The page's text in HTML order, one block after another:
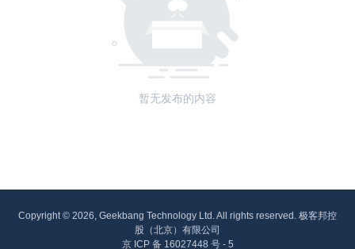
暂无发布的内容
Copyright © 2026, Geekbang Technology Ltd. All rights reserved. 极客邦控
股（北京）有限公司
京 ICP 备 16027448 号 - 5